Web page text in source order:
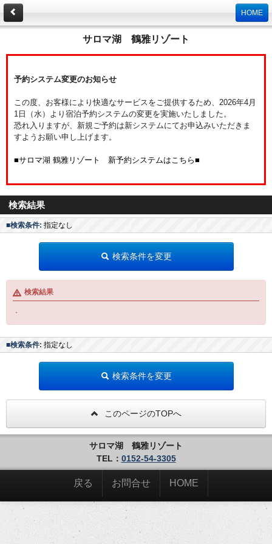
HOME
サロマ湖 鶴雅リゾート
予約システム変更のお知らせ
この度、お客様により快適なサービスをご提供するため、2026年4月
1日（水）より宿泊予約システムの変更を実施いたしました。
恐れ入りますが、新規ご予約は新システムにてお申込みいただきま
すようお願い申し上げます。
■サロマ湖 鶴雅リゾート 新予約システムはこちら■
検索結果
■検索条件: 指定なし
検索条件を変更
検索結果
・
■検索条件: 指定なし
検索条件を変更
このページのTOPへ
サロマ湖 鶴雅リゾート
TEL： 0152-54-3305
戻る お問合せ HOME